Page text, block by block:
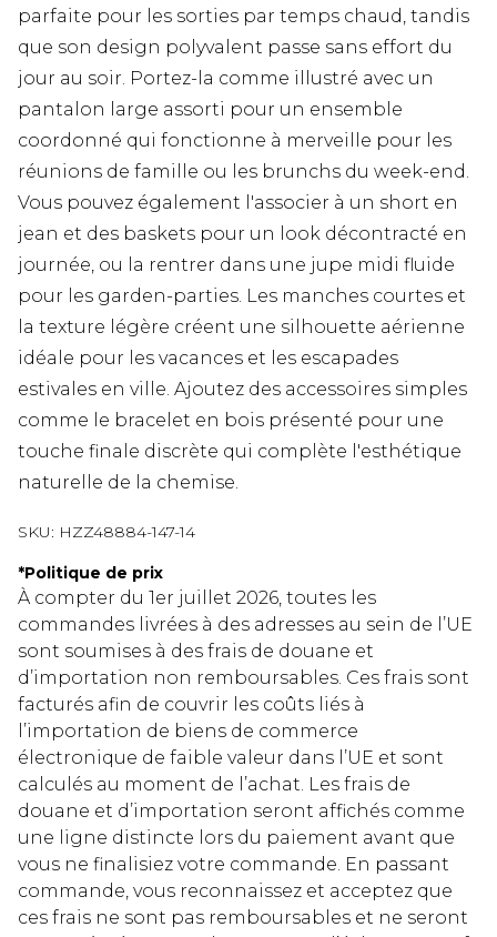
parfaite pour les sorties par temps chaud, tandis
que son design polyvalent passe sans effort du
jour au soir. Portez-la comme illustré avec un
pantalon large assorti pour un ensemble
coordonné qui fonctionne à merveille pour les
réunions de famille ou les brunchs du week-end.
Vous pouvez également l'associer à un short en
jean et des baskets pour un look décontracté en
journée, ou la rentrer dans une jupe midi fluide
pour les garden-parties. Les manches courtes et
la texture légère créent une silhouette aérienne
idéale pour les vacances et les escapades
estivales en ville. Ajoutez des accessoires simples
comme le bracelet en bois présenté pour une
touche finale discrète qui complète l'esthétique
naturelle de la chemise.
SKU: HZZ48884-147-14
*Politique de prix
À compter du 1er juillet 2026, toutes les
commandes livrées à des adresses au sein de l’UE
sont soumises à des frais de douane et
d’importation non remboursables. Ces frais sont
facturés afin de couvrir les coûts liés à
l’importation de biens de commerce
électronique de faible valeur dans l’UE et sont
calculés au moment de l’achat. Les frais de
douane et d’importation seront affichés comme
une ligne distincte lors du paiement avant que
vous ne finalisiez votre commande. En passant
commande, vous reconnaissez et acceptez que
ces frais ne sont pas remboursables et ne seront